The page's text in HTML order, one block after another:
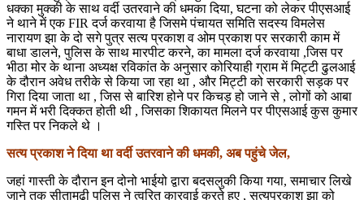
धक्का मुक्की के साथ वर्दी उतरवाने की धमका दिया, घटना को लेकर पीएसआई
ने थाने में एक FIR दर्ज करवाया है जिसमे पंचायत समिति सदस्य विमलेस
नारायण झा के दो सगे पुत्र सत्य प्रकाश व ओम प्रकाश पर सरकारी काम में
बाधा डालने, पुलिस के साथ मारपीट करने, का मामला दर्ज करवाया ,जिस पर
भीठा मोर के थाना अध्यक्ष रविकांत के अनुसार कोरियाही ग्राम में मिट्टी ढुलआई
के दौरान अवेध तरीके से किया जा रहा था , और मिट्टी को सरकारी सड़क पर
गिरा दिया जाता था , जिस से बारिश होने पर किचड़ हो जाने से , लोगों को आबा
गमन में भरी दिक्कत होती थी , जिसका शिकायत मिलने पर पीएसआई कुस कुमार
गस्ति पर निकले थे ।
सत्य प्रकाश ने दिया था वर्दी उतरवाने की धमकी, अब पहुंचे जेल,
जहां गास्ती के दौरान इन दोनो भाईयो द्वारा बदसलुकी किया गया, समाचार लिखे
जाने तक सीतामढ़ी पुलिस ने त्वरित कारवाई करते हुए , सत्यप्रकाश झा को